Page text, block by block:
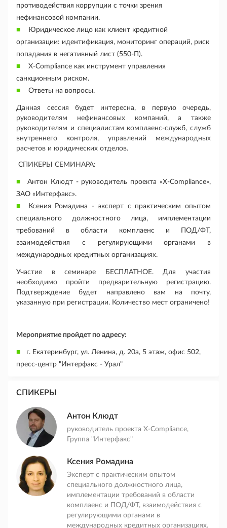
противодействия коррупции с точки зрения
нефинансовой компании.
Юридическое лицо как клиент кредитной
организации: идентификация, мониторинг операций, риск
попадания в негативный лист (550-П).
X-Compliance как инструмент управления
санкционным риском.
Ответы на вопросы.
Данная сессия будет интересна, в первую очередь,
руководителям нефинансовых компаний, а также
руководителям и специалистам комплаенс-служб, служб
внутреннего контроля, управлений международных
расчетов и юридических отделов.
СПИКЕРЫ СЕМИНАРА:
Антон Клюдт - руководитель проекта «X-Compliance»,
ЗАО «Интерфакс».
Ксения Ромадина - эксперт с практическим опытом
специального должностного лица, имплементации
требований в области комплаенс и ПОД/ФТ,
взаимодействия с регулирующими органами в
международных кредитных организациях.
Участие в семинаре БЕСПЛАТНОЕ. Для участия
необходимо пройти предварительную регистрацию.
Подтверждение будет направлено вам на почту,
указанную при регистрации. Количество мест ограничено!
Мероприятие пройдет по адресу:
г. Екатеринбург, ул. Ленина, д. 20а, 5 этаж, офис 502,
пресс-центр "Интерфакс - Урал"
СПИКЕРЫ
Антон Клюдт
руководитель проекта X-Compliance,
Группа "Интерфакс"
Ксения Ромадина
Эксперт с практическим опытом
специального должностного лица,
имплементации требований в области
комплаенс и ПОД/ФТ, взаимодействия с
регулирующими органами в
международных кредитных организациях.